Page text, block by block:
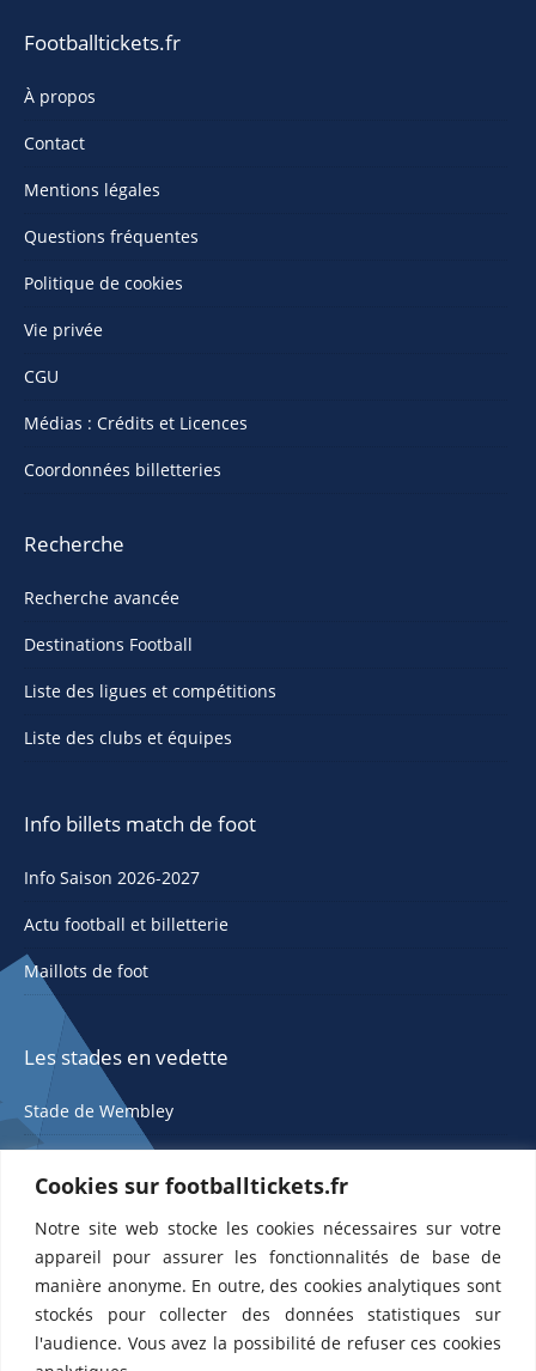
Cookies sur footballtickets.fr
Notre site web stocke les cookies nécessaires sur votre
appareil pour assurer les fonctionnalités de base de
manière anonyme. En outre, des cookies analytiques sont
stockés pour collecter des données statistiques sur
l'audience. Vous avez la possibilité de refuser ces cookies
Footballtickets.fr
À propos
Contact
Mentions légales
Questions fréquentes
Politique de cookies
Vie privée
CGU
Médias : Crédits et Licences
Coordonnées billetteries
Recherche
Recherche avancée
Destinations Football
Liste des ligues et compétitions
Liste des clubs et équipes
Info billets match de foot
Info Saison 2026-2027
Actu football et billetterie
Maillots de foot
Les stades en vedette
Stade de Wembley
ETTS 365 SL, Rambla de Catalunya 38, 8, 1, 08007 Barcelone, Espagne |